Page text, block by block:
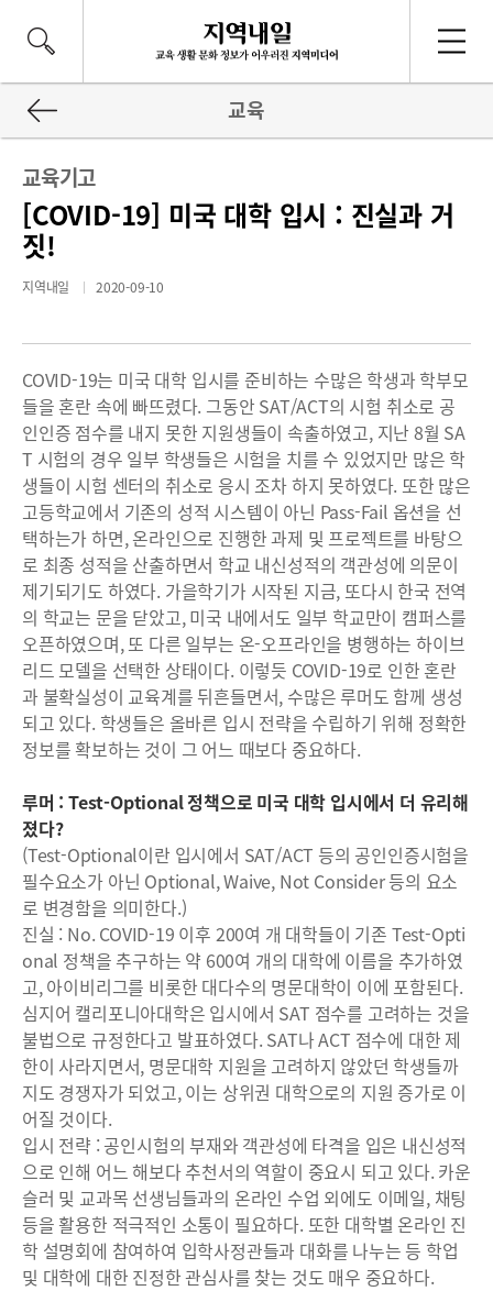
교육
교육기고
[COVID-19] 미국 대학 입시 : 진실과 거
짓!
지역내일 2020-09-10
COVID-19는 미국 대학 입시를 준비하는 수많은 학생과 학부모
들을 혼란 속에 빠뜨렸다. 그동안 SAT/ACT의 시험 취소로 공
인인증 점수를 내지 못한 지원생들이 속출하였고, 지난 8월 SA
T 시험의 경우 일부 학생들은 시험을 치를 수 있었지만 많은 학
생들이 시험 센터의 취소로 응시 조차 하지 못하였다. 또한 많은
고등학교에서 기존의 성적 시스템이 아닌 Pass-Fail 옵션을 선
택하는가 하면, 온라인으로 진행한 과제 및 프로젝트를 바탕으
로 최종 성적을 산출하면서 학교 내신성적의 객관성에 의문이
제기되기도 하였다. 가을학기가 시작된 지금, 또다시 한국 전역
의 학교는 문을 닫았고, 미국 내에서도 일부 학교만이 캠퍼스를
오픈하였으며, 또 다른 일부는 온-오프라인을 병행하는 하이브
리드 모델을 선택한 상태이다. 이렇듯 COVID-19로 인한 혼란
과 불확실성이 교육계를 뒤흔들면서, 수많은 루머도 함께 생성
되고 있다. 학생들은 올바른 입시 전략을 수립하기 위해 정확한
정보를 확보하는 것이 그 어느 때보다 중요하다.
루머 : Test-Optional 정책으로 미국 대학 입시에서 더 유리해
졌다?
(Test-Optional이란 입시에서 SAT/ACT 등의 공인인증시험을
필수요소가 아닌 Optional, Waive, Not Consider 등의 요소
로 변경함을 의미한다.)
진실 : No. COVID-19 이후 200여 개 대학들이 기존 Test-Opti
onal 정책을 추구하는 약 600여 개의 대학에 이름을 추가하였
고, 아이비리그를 비롯한 대다수의 명문대학이 이에 포함된다.
심지어 캘리포니아대학은 입시에서 SAT 점수를 고려하는 것을
불법으로 규정한다고 발표하였다. SAT나 ACT 점수에 대한 제
한이 사라지면서, 명문대학 지원을 고려하지 않았던 학생들까
지도 경쟁자가 되었고, 이는 상위권 대학으로의 지원 증가로 이
어질 것이다.
입시 전략 : 공인시험의 부재와 객관성에 타격을 입은 내신성적
으로 인해 어느 해보다 추천서의 역할이 중요시 되고 있다. 카운
슬러 및 교과목 선생님들과의 온라인 수업 외에도 이메일, 채팅
등을 활용한 적극적인 소통이 필요하다. 또한 대학별 온라인 진
학 설명회에 참여하여 입학사정관들과 대화를 나누는 등 학업
및 대학에 대한 진정한 관심사를 찾는 것도 매우 중요하다.